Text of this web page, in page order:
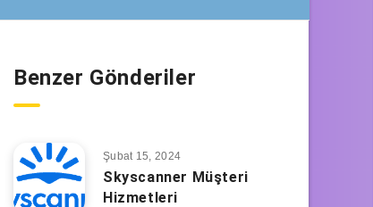
Benzer Gönderiler
Şubat 15, 2024
Skyscanner Müşteri
Hizmetleri